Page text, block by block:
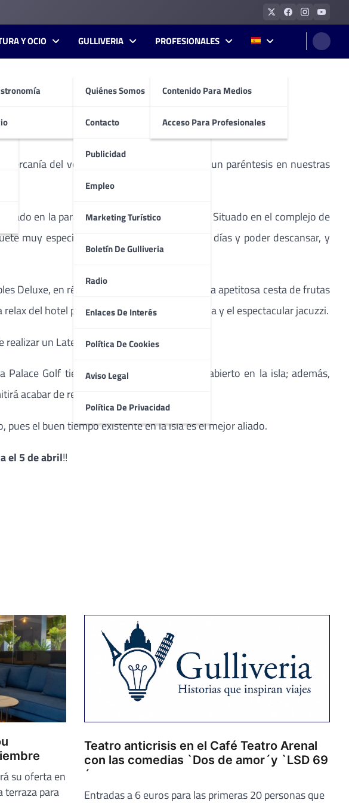
Y OCIO GULLIVERIA
Quiénes Somos
Contacto
Publicidad
Empleo
Marketing Turístico
Boletín De Gulliveria
Radio
Enlaces De Interés
Política De Cookies
Aviso Legal
Política De Privacidad
PROFESIONALES
Contenido Para Medios
Acceso Para Profesionales
del verano nos invitan a tomarnos un paréntesis en nuestras
en la paradisíaca isla de Fuerteventura. Situado en el complejo de
muy especial para sacar provecho a esos días y poder descansar, y
Deluxe, en régimen de media pensión y, una apetitosa cesta de frutas
del hotel para poder disfrutar de su sauna y el espectacular jacuzzi.
un Late Check Out.
Golf tiene el primer circuito de golf abierto en la isla; además,
acabar de relajarnos.
el buen tiempo existente en la isla es el mejor aliado.
el 5 de abril!!
su oferta en
terraza para
Teatro anticrisis en el Café Teatro Arenal
con las comedias `Dos de amor´y `LSD 69
´
Entradas a 6 euros para las primeras 20 personas que